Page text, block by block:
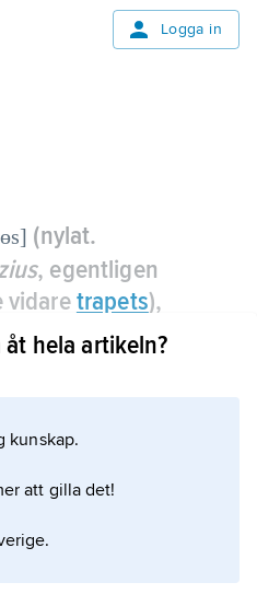
Logga in
(nylat.
, egentligen
vidaretrapets),
.
hela artikeln?
kunskap.
att gilla det!